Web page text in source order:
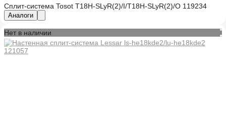
Сплит-система Tosot T18H-SLyR(2)/I/T18H-SLyR(2)/O 119234
Аналоги
Нет в наличии